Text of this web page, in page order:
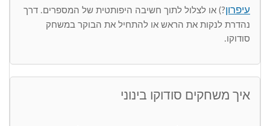
עיפרון ?) או לצלול לתוך חשיבה היפותטית של המספרים. דרך
נהדרת לנקות את הראש או להתחיל את הבוקר במשחק
סודוקו.
איך משחקים סודוקו בינוני